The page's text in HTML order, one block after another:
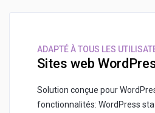
ADAPTÉ À TOUS LES
Sites web
Solution conçue pour
fonctionnalités: WordPress